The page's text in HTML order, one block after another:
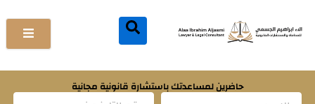
إلى
المحتوى
حاضرين لمساعدتك باستشارة قانونية مجانية